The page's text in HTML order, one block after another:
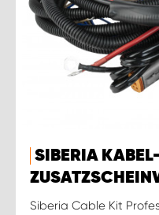
SIBERIA
Siberia Cable Kit